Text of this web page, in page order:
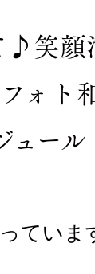
♪笑顔
ォ
ュール
ていま